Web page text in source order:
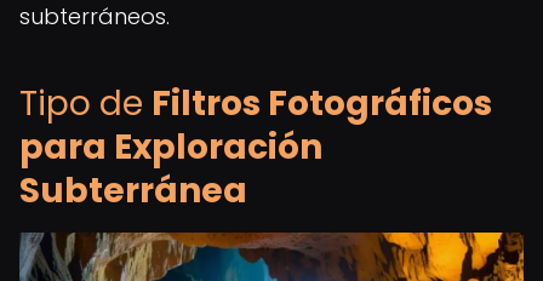
subterráneos.
Tipo de Filtros Fotográficos
para Exploración
Subterránea